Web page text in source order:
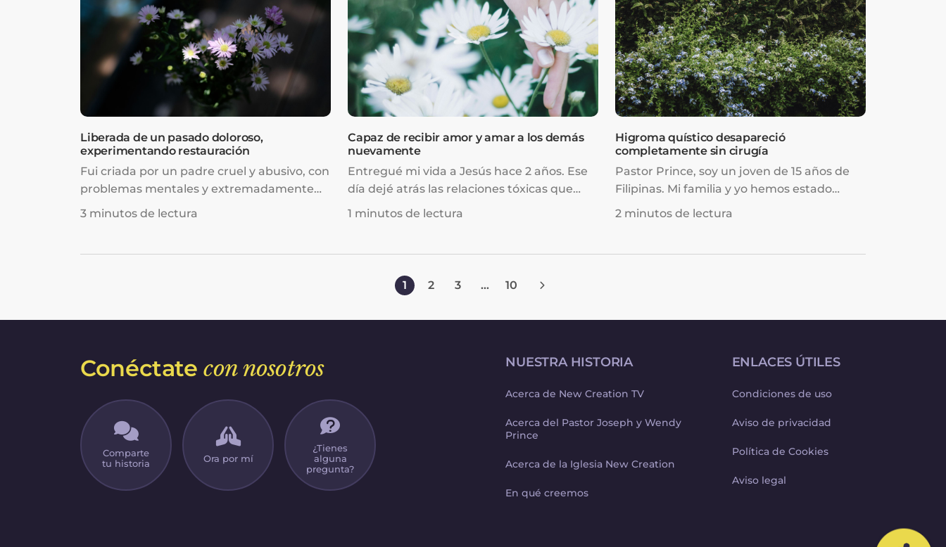
tiempo, recibí al Señor Jesucristo como mi
Señor y Salvador.
que Él podía ayudarme, pero también
pensaba que ese peso me correspondía a
mí llevarlo. Pensaba que solo cuando
superara la lucha, Jesús y yo podríamos
seguir adelante.
Liberada de un pasado doloroso,
experimentando restauración
Fui criada por un padre cruel y abusivo, con
problemas mentales y extremadamente
legalista. Pasé mi infancia temiéndole y
adolescencia, mi autoestima era muy baja.
3 minutos de lectura
Capaz de recibir amor y amar a los demás
nuevamente
Entregué mi vida a Jesús hace 2 años. Ese
día dejé atrás las relaciones tóxicas que
tenía. Pero este año me encontré en otra
alejándome de esa relación, pero me causó
un profundo dolor y quebranto. Perdí de
vista quién era en Jesús. Me estaba
1 minutos de lectura
Higroma quístico desapareció
completamente sin cirugía
Pastor Prince, soy un joven de 15 años de
Filipinas. Mi familia y yo hemos estado
viendo sus predicaciones desde 2009 y ¡me
2 minutos de lectura
1 2 3 ... 10
Conéctatecon nosotros
Comparte
tu historia
Ora por mí
¿Tienes
alguna
pregunta?
NUESTRA HISTORIA
Acerca de New Creation TV
Acerca del Pastor Joseph y Wendy
Prince
Acerca de la Iglesia New Creation
En qué creemos
ENLACES ÚTILES
Condiciones de uso
Aviso de privacidad
Política de Cookies
Aviso legal